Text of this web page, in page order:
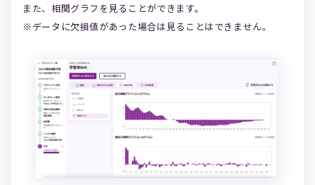
また、相関グラフを見ることができます。
※データに欠損値があった場合は見ることはできません。